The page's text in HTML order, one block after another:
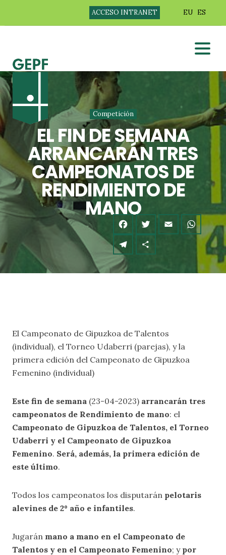
ACCESO INTRANET EU ES
Competición
EL FIN DE SEMANA
ARRANCARÁN TRES
CAMPEONATOS DE
RENDIMIENTO DE
MANO
El Campeonato de Gipuzkoa de Talentos
(individual), el Torneo Udaberri (parejas), y la
primera edición del Campeonato de Gipuzkoa
Femenino (individual)
Este fin de semana (23-04-2023) arrancarán tres
campeonatos de Rendimiento de mano: el
Campeonato de Gipuzkoa de Talentos, el Torneo
Udaberri y el Campeonato de Gipuzkoa
Femenino. Será, además, la primera edición de
este último.
Todos los campeonatos los disputarán pelotaris
alevines de 2º año e infantiles.
Jugarán mano a mano en el Campeonato de
Talentos y en el Campeonato Femenino; y por